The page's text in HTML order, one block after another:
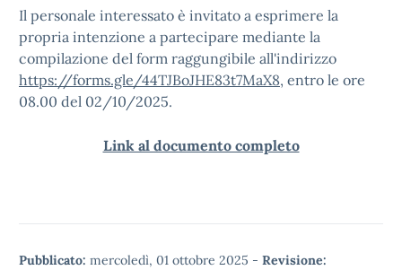
Il personale interessato è invitato a esprimere la
propria intenzione a partecipare mediante la
compilazione del form raggungibile all'indirizzo
https://forms.gle/44TJBoJHE83t7MaX8, entro le ore
08.00 del 02/10/2025.
Link al documento completo
Pubblicato: mercoledì, 01 ottobre 2025 - Revisione: